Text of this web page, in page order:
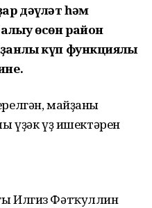
дәүләт һәм
өсөн район
күп функциялы
майҙаны
үҙәк үҙ ишектәрен
Илгиз Фәтҡуллин